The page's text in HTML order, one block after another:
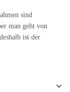
sind
man geht von
ist der